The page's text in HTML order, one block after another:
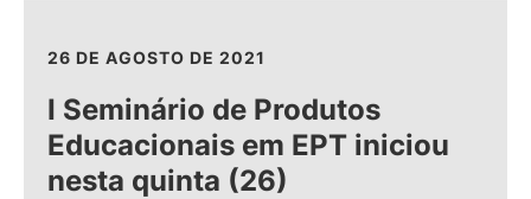
26 DE AGOSTO DE 2021
I Seminário de Produtos
Educacionais em EPT iniciou
nesta quinta (26)